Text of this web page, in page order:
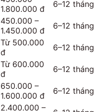
1.800.000 đ
6–12 tháng
450.000 –
1.450.000 đ
6–12 tháng
Từ 500.000
đ
6–12 tháng
Từ 600.000
đ
6–12 tháng
650.000 –
1.600.000 đ
6–12 tháng
2.400.000 –